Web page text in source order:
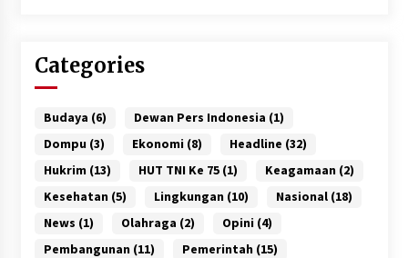
Categories
Budaya (6) Dewan Pers Indonesia (1)
Dompu (3) Ekonomi (8) Headline (32)
Hukrim (13) HUT TNI Ke 75(1) Keagamaan (2)
Kesehatan (5) Lingkungan (10) Nasional(18)
News (1) Olahraga (2) Opini (4)
Pembangunan (11) Pemerintah (15)